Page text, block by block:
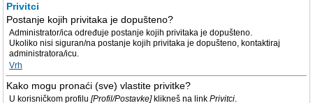
Privitci
Postanje kojih privitaka je dopušteno?
Administrator/ica određuje postanje kojih privitaka je dopušteno.
Ukoliko nisi siguran/na postanje kojih privitaka je dopušteno, kontaktiraj
administratora/icu.
Vrh
Kako mogu pronaći (sve) vlastite privitke?
U korisničkom profilu [Profil/Postavke]klikneš na link Privitci.